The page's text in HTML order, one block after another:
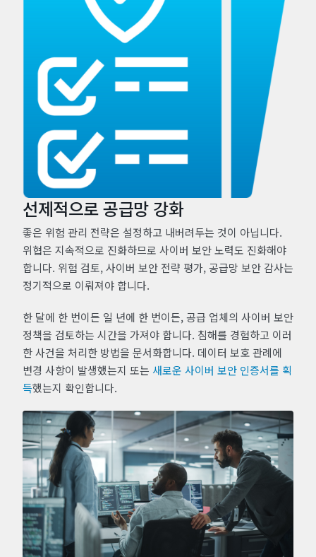
선제적으로 공급망 강화
좋은 위험 관리 전략은 설정하고 내버려두는 것이 아닙니다.
위협은 지속적으로 진화하므로 사이버 보안 노력도 진화해야
합니다. 위험 검토, 사이버 보안 전략 평가, 공급망 보안 감사는
정기적으로 이뤄져야 합니다.
한 달에 한 번이든 일 년에 한 번이든, 공급 업체의 사이버 보안
정책을 검토하는 시간을 가져야 합니다. 침해를 경험하고 이러
한 사건을 처리한 방법을 문서화합니다. 데이터 보호 관례에
변경 사항이 발생했는지 또는 새로운 사이버 보안 인증서를 획
득했는지 확인합니다.